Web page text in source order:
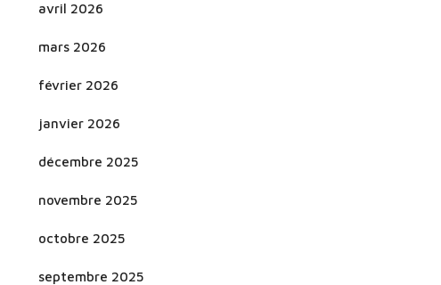
avril 2026
mars 2026
février 2026
janvier 2026
décembre 2025
novembre 2025
octobre 2025
septembre 2025